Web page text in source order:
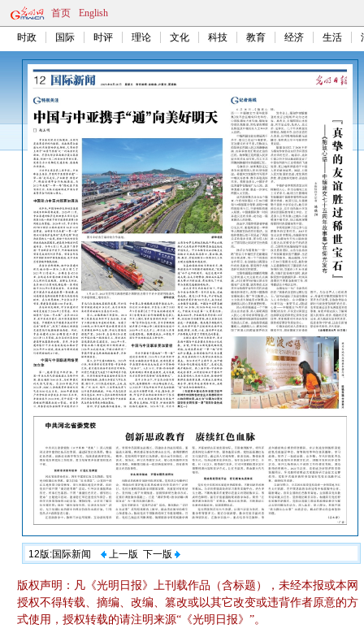
首页 English
时政 国际 时评 理论 文化 科技 教育 经济 生活
12版:国际新闻 上一版 下一版
版权声明：凡《光明日报》上刊载作品（含标题），未经本报或本网
授权不得转载、摘编、改编、篡改或以其它改变或违背作者原意的方
式使用，授权转载的请注明来源“《光明日报》”。